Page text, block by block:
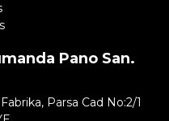
Pano San.
Parsa Cad No:2/1